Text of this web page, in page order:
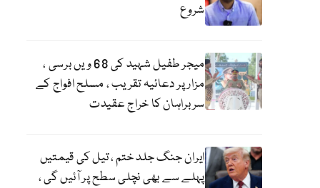
شروع
میجر طفیل شہید کی 68 ویں برسی ،
مزار پر دعائیہ تقریب ، مسلح افواج کے
سربراہان کا خراج عقیدت
ایران جنگ جلد ختم ، تیل کی قیمتیں
پہلے سے بھی نچلی سطح پر آئیں گی ،